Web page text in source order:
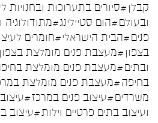
קבלן #סיורים בתערוכות ובחנויות
ובעולם#הום סטיילינג#מתודולוגיה
פנים#הבית הישראלי#חומרים
בצפון #מעצבת פנים מומלצת בצפון
ובתים#מעצבת פנים מומלצת
בחיפה#מעצבת פנים מומלצת
משרדים#עיצוב פנים במרכז
ועיצוב בתים פרטיים וילות#עיצוב